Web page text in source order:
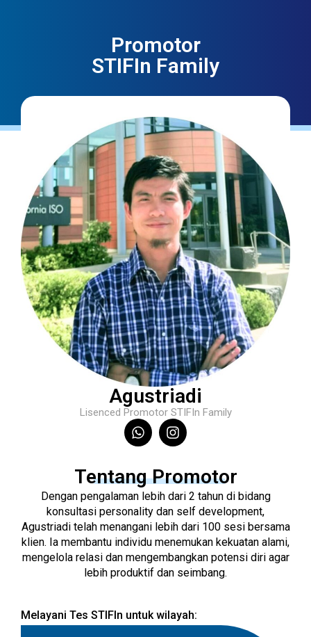
Promotor
STIFIn Family
Agustriadi
Lisenced Promotor STIFIn Family
Tentang Promotor
Dengan pengalaman lebih dari 2 tahun di bidang
konsultasi personality dan self development,
Agustriadi telah menangani lebih dari 100 sesi bersama
klien. Ia membantu individu menemukan kekuatan alami,
mengelola relasi dan mengembangkan potensi diri agar
lebih produktif dan seimbang.
Melayani Tes STIFIn untuk wilayah: